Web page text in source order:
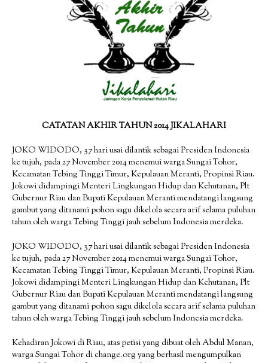
CATATAN AKHIR TAHUN 2014 JIKALAHARI
JOKO WIDODO, 37 hari usai dilantik sebagai Presiden Indonesia
ke tujuh, pada 27 November 2014 menemui warga Sungai Tohor,
Kecamatan Tebing Tinggi Timur, Kepulauan Meranti, Propinsi Riau.
Jokowi didampingi Menteri Lingkungan Hidup dan Kehutanan, Plt
Gubernur Riau dan Bupati Kepulauan Meranti mendatangi langsung
gambut yang ditanami pohon sagu dikelola secara arif selama puluhan
tahun oleh warga Tebing Tinggi jauh sebelum Indonesia merdeka.
JOKO WIDODO, 37 hari usai dilantik sebagai Presiden Indonesia
ke tujuh, pada 27 November 2014 menemui warga Sungai Tohor,
Kecamatan Tebing Tinggi Timur, Kepulauan Meranti, Propinsi Riau.
Jokowi didampingi Menteri Lingkungan Hidup dan Kehutanan, Plt
Gubernur Riau dan Bupati Kepulauan Meranti mendatangi langsung
gambut yang ditanami pohon sagu dikelola secara arif selama puluhan
tahun oleh warga Tebing Tinggi jauh sebelum Indonesia merdeka.
Kehadiran Jokowi di Riau, atas petisi yang dibuat oleh Abdul Manan,
warga Sungai Tohor di change.org yang berhasil mengumpulkan